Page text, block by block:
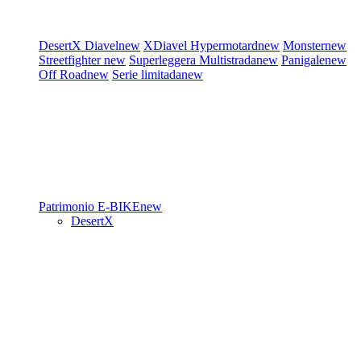
DesertX Diavelnew XDiavel Hypermotardnew Monsternew
Streetfighternew Superleggera Multistradanew Panigalenew
Off Roadnew Serie limitadanew
Patrimonio E-BIKEnew
DesertX